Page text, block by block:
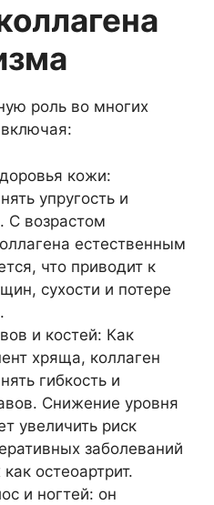
роль во многих
кожи:
упругость и
С возрастом
естественным
что приводит к
сухости и потере
и костей: Как
хряща, коллаген
гибкость и
Снижение уровня
увеличить риск
заболеваний
остеоартрит.
и ногтей: он